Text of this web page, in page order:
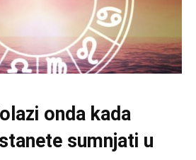
onda kada
sumnjati u